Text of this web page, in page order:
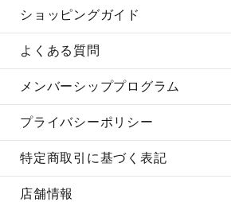
ショッピングガイド
よくある質問
メンバーシッププログラム
プライバシーポリシー
特定商取引に基づく表記
店舗情報